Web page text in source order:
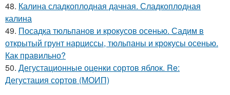
48. Калина сладкоплодная дачная. Сладкоплодная
калина
49. Посадка тюльпанов и крокусов осенью. Садим в
открытый грунт нарциссы, тюльпаны и крокусы осенью.
Как правильно?
50. Дегустационные оценки сортов яблок. Re:
Дегустация сортов (МОИП)